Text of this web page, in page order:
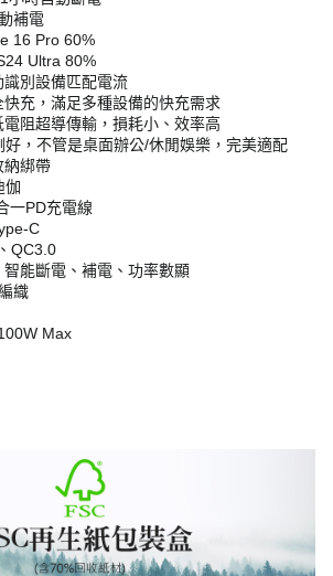
補電
16 Pro 60%
Ultra 80%
別設備匹配電流
充，滿足多種設備的快充需求
阻超導傳輸，損耗小、效率高
，不管是桌面辦公/休閒娛樂，完美適配
納綁帶
伽
一PD充電線
C
QC3.0
能斷電、補電、功率數顯
織
Max